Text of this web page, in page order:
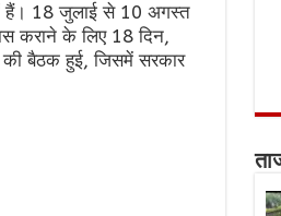
में हैं। 18 जुलाई से 10 अगस्त
कराने के लिए 18 दिन,
की बैठक हुई, जिसमें सरकार